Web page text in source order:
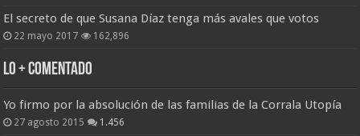
El secreto de que Susana Díaz tenga más avales que votos
22 mayo 2017 162,896
Lo + Comentado
Yo firmo por la absolución de las familias de la Corrala Utopía
27 agosto 2015 1.456